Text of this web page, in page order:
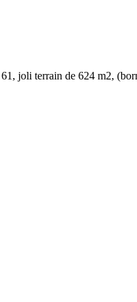
joli terrain de 624 m2,